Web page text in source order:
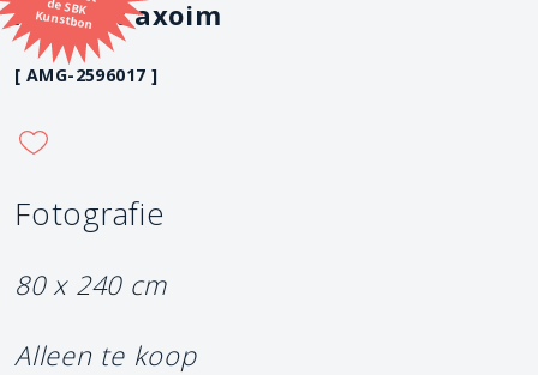
Kunstbon
A forest axoim
[ AMG-2596017 ]
Fotografie
80 x 240 cm
Alleen te koop